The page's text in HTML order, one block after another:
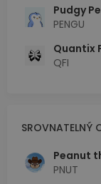
Pudgy
PENGU
Quantix
QFI
SROVNATELNÝ
Peanut
PNUT